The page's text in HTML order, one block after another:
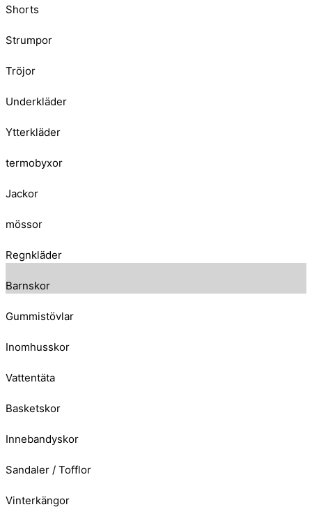
Shorts
Strumpor
Tröjor
Underkläder
Ytterkläder
termobyxor
Jackor
mössor
Regnkläder
Barnskor
Gummistövlar
Inomhusskor
Vattentäta
Basketskor
Innebandyskor
Sandaler / Tofflor
Vinterkängor